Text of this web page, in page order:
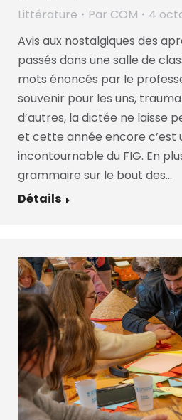
Littérature Par COM
4
Avis aux nostalgiques des
passés dans une salle de
mots énoncés par le
souvenir pour les uns,
d’autres, la dictée ne laisse
et cette année encore c’est
incontournable du FIG. En
grammaire sur le bout des…
Détails